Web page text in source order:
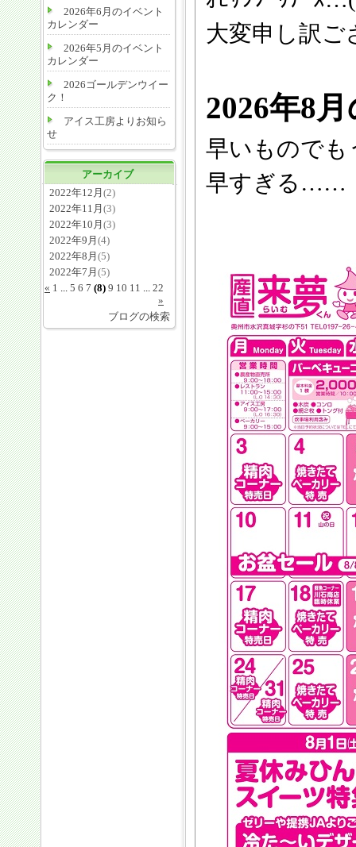
2026年6月のイベント
カレンダー
2026年5月のイベント
カレンダー
2026ゴールデンウイー
ク！
アイス工房よりお知ら
せ
アーカイブ
2022年12月 (2)
2022年11月 (3)
2022年10月 (3)
2022年9月 (4)
2022年8月 (5)
2022年7月 (5)
« 1 ... 5 6 7 (8) 9 10 11 ... 22
»
ブログの検索
大変申し訳ご
2026年8
早いもので
早すぎる……